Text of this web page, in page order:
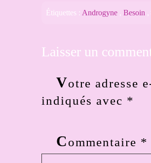
Étiquettes : Androgyne , Besoin ,
Laisser un
Votre adresse
indiqués avec *
Commentaire *